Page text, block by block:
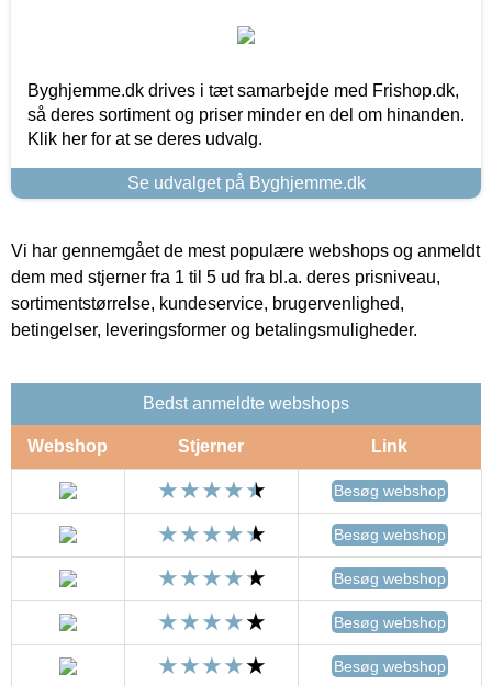
Byghjemme.dk drives i tæt samarbejde med Frishop.dk,
så deres sortiment og priser minder en del om hinanden.
Klik her for at se deres udvalg.
Se udvalget på Byghjemme.dk
Vi har gennemgået de mest populære webshops og anmeldt
dem med stjerner fra 1 til 5 ud fra bl.a. deres prisniveau,
sortimentstørrelse, kundeservice, brugervenlighed,
betingelser, leveringsformer og betalingsmuligheder.
Bedst anmeldte webshops
Webshop Stjerner Link
Besøg webshop
Besøg webshop
Besøg webshop
Besøg webshop
Besøg webshop